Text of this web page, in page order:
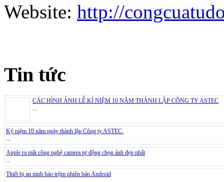
Website: http://
Tin tức
CÁC HÌNH ẢNH LỄ KỈ NIỆM 10 NĂM THÀNH LẬP CÔNG TY ASTEC
...
Kỷ niệm 10 năm ngày thành lập Công ty ASTEC.
...
Apple ra mắt công nghệ camera tự động chọn ảnh đẹp nhất
...
Thiết bị an ninh báo trộm phiên bản Android